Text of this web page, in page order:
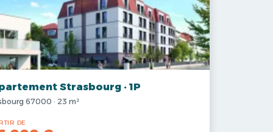
Strasbourg · 1P
67000 · 23 m²
DE